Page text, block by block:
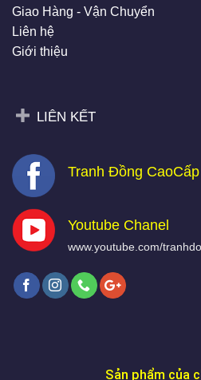
Giao Hàng - Vận Chuyển
Liên hệ
Giới thiệu
LIÊN KẾT
Tranh Đồng
Youtube Chanel
www.youtube.com/
Sản phẩm của